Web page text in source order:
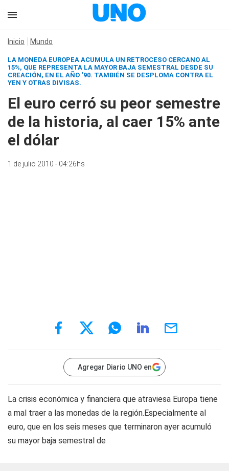
Inicio Mundo
LA MONEDA EUROPEA ACUMULA UN RETROCESO CERCANO AL
15%, QUE REPRESENTA LA MAYOR BAJA SEMESTRAL DESDE SU
CREACIÓN, EN EL AÑO ‘90. TAMBIÉN SE DESPLOMA CONTRA EL
YEN Y OTRAS DIVISAS.
El euro cerró su peor semestre
de la historia, al caer 15% ante
el dólar
1 de julio 2010 - 04:26hs
Agregar Diario UNO en
La crisis económica y financiera que atraviesa Europa tiene
a mal traer a las monedas de la región.Especialmente al
euro, que en los seis meses que terminaron ayer acumuló
su mayor baja semestral de